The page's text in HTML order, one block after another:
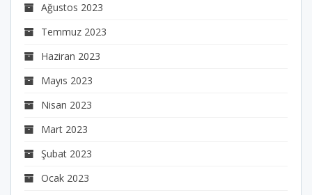
Ağustos 2023
Temmuz 2023
Haziran 2023
Mayıs 2023
Nisan 2023
Mart 2023
Şubat 2023
Ocak 2023